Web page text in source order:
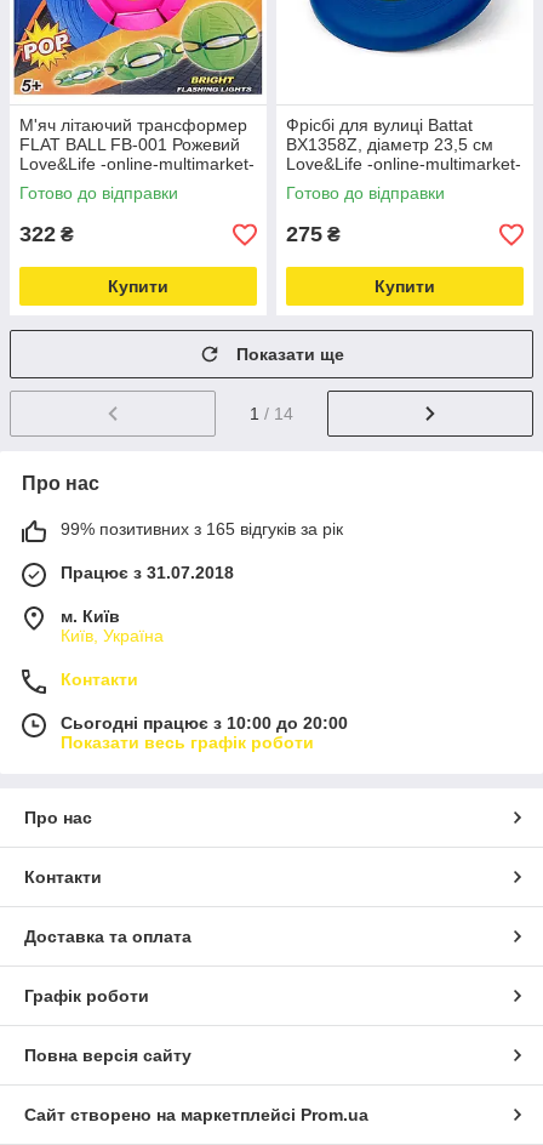
М'яч літаючий трансформер
FLAT BALL FB-001 Рожевий
Love&Life -online-multimarket-
Готово до відправки
322 ₴
Купити
Фрісбі для вулиці Battat
BX1358Z, діаметр 23,5 см
Love&Life -online-multimarket-
Готово до відправки
275 ₴
Купити
Показати ще
1 / 14
Про нас
99% позитивних з 165 відгуків за рік
Працює з 31.07.2018
м. Київ
Київ, Україна
Контакти
Сьогодні працює з 10:00 до 20:00
Показати весь графік роботи
Про нас
Контакти
Доставка та оплата
Графік роботи
Повна версія сайту
Сайт створено на маркетплейсі Prom.ua